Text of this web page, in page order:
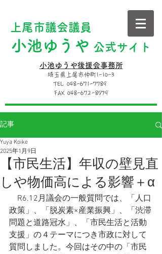
小池ゆうや 公式サイト
上尾市議会議員
小池ゆうや後援会事務所
埼玉県上尾市仲町1-10-3
TEL 048-671-7789
FAX 048-672-8579
記事
【市民生活】年収の壁見直
しや物価高による影響＋α
Yuya Koike
2025年1月9日
R6.12月議会の一般質問では、「人口
政策」、「脱炭素×産業振興」、「渋滞
問題と道路冠水」、「市民生活と活動
支援」の４テーマにつき市政に対して
質問しました。今回はその中の「市民